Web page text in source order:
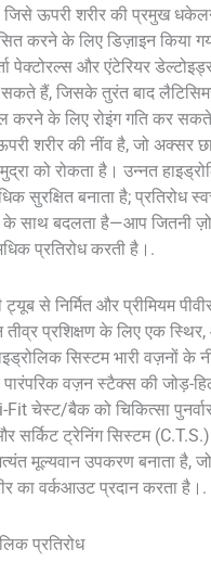
जिसे ऊपरी शरीर की प्रमुख
करने के लिए डिज़ाइन किया
पेक्टोरल्स और एंटेरियर
हैं, जिसके तुरंत बाद
करने के लिए रोइंग गति कर
शरीर की नींव है, जो अक्सर
को रोकता है। उन्नत
सुरक्षित बनाता है; प्रतिरोध
के साथ बदलता है—आप जितनी
प्रतिरोध करती है।.
से निर्मित और प्रीमियम
प्रशिक्षण के लिए एक स्थिर,
सिस्टम भारी वज़नों
वज़न स्टैक्स की जोड़-
चेस्ट/बैक को चिकित्सा
सर्किट ट्रेनिंग सिस्टम
मूल्यवान उपकरण बनाता है,
का वर्कआउट प्रदान करता है।.
प्रतिरोध